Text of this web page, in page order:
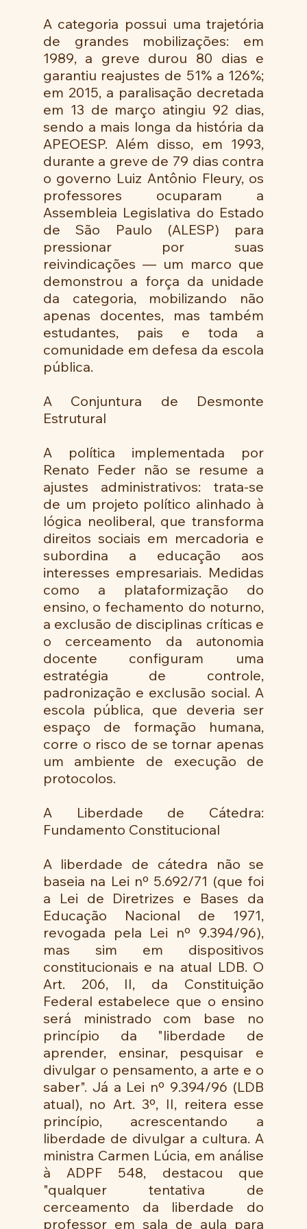
A categoria possui uma trajetória
de grandes mobilizações: em
1989, a greve durou 80 dias e
garantiu reajustes de 51% a 126%;
em 2015, a paralisação decretada
em 13 de março atingiu 92 dias,
sendo a mais longa da história da
APEOESP. Além disso, em 1993,
durante a greve de 79 dias contra
o governo Luiz Antônio Fleury, os
professores ocuparam a
Assembleia Legislativa do Estado
de São Paulo (ALESP) para
pressionar por suas
reivindicações — um marco que
demonstrou a força da unidade
da categoria, mobilizando não
apenas docentes, mas também
estudantes, pais e toda a
comunidade em defesa da escola
pública.
A Conjuntura de Desmonte
Estrutural
A política implementada por
Renato Feder não se resume a
ajustes administrativos: trata-se
de um projeto político alinhado à
lógica neoliberal, que transforma
direitos sociais em mercadoria e
subordina a educação aos
interesses empresariais. Medidas
como a plataformização do
ensino, o fechamento do noturno,
a exclusão de disciplinas críticas e
o cerceamento da autonomia
docente configuram uma
estratégia de controle,
padronização e exclusão social. A
escola pública, que deveria ser
espaço de formação humana,
corre o risco de se tornar apenas
um ambiente de execução de
protocolos.
A Liberdade de Cátedra:
Fundamento Constitucional
A liberdade de cátedra não se
baseia na Lei nº 5.692/71 (que foi
a Lei de Diretrizes e Bases da
Educação Nacional de 1971,
revogada pela Lei nº 9.394/96),
mas sim em dispositivos
constitucionais e na atual LDB. O
Art. 206, II, da Constituição
Federal estabelece que o ensino
será ministrado com base no
princípio da "liberdade de
aprender, ensinar, pesquisar e
divulgar o pensamento, a arte e o
saber". Já a Lei nº 9.394/96 (LDB
atual), no Art. 3º, II, reitera esse
princípio, acrescentando a
liberdade de divulgar a cultura. A
ministra Carmen Lúcia, em análise
à ADPF 548, destacou que
"qualquer tentativa de
cerceamento da liberdade do
professor em sala de aula para